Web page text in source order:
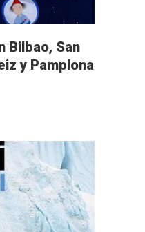
Bilbao, San
y Pamplona